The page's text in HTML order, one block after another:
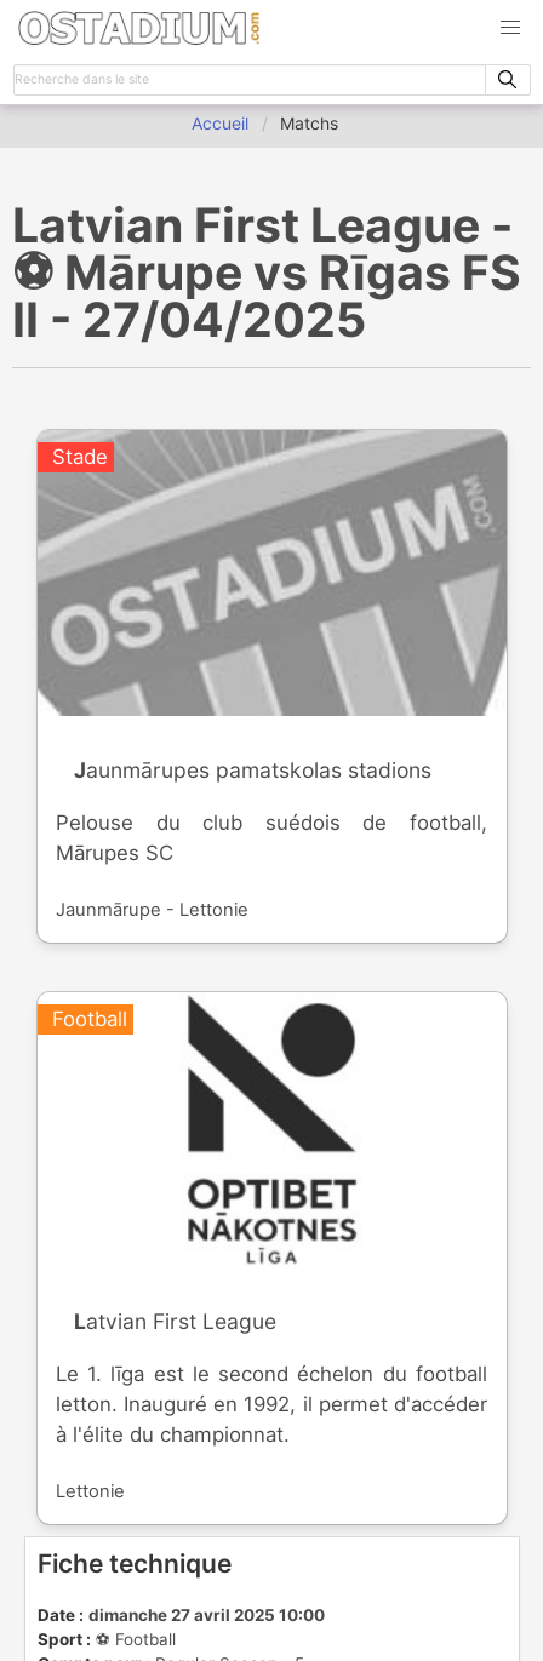
Accueil Matchs
Latvian First League -
⚽️ Mārupe vs Rīgas FS
II - 27/04/2025
Stade
Jaunmārupes pamatskolas stadions
Pelouse du club suédois de football,
Mārupes SC
Jaunmārupe - Lettonie
Football
Latvian First League
Le 1. līga est le second échelon du football
letton. Inauguré en 1992, il permet d'accéder
à l'élite du championnat.
Lettonie
Fiche technique
Date : dimanche 27 avril 2025 10:00
Sport : ⚽️ Football